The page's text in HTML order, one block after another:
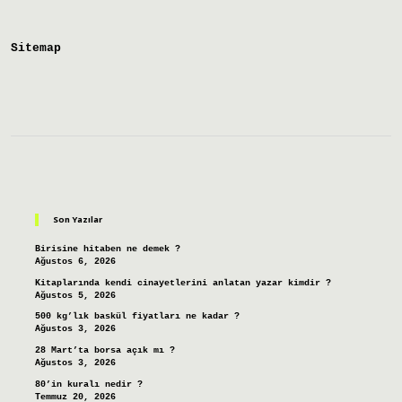
Sitemap
Son Yazılar
Birisine hitaben ne demek ?
Ağustos 6, 2026
Kitaplarında kendi cinayetlerini anlatan yazar kimdir ?
Ağustos 5, 2026
500 kg’lık baskül fiyatları ne kadar ?
Ağustos 3, 2026
28 Mart’ta borsa açık mı ?
Ağustos 3, 2026
80’in kuralı nedir ?
Temmuz 20, 2026